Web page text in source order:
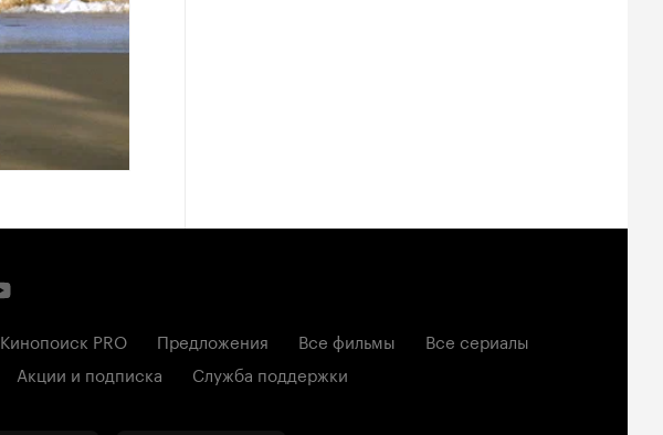
Кинопоиск PRO Предложения Все фильмы
Все сериалы
Акции и подписка Служба поддержки